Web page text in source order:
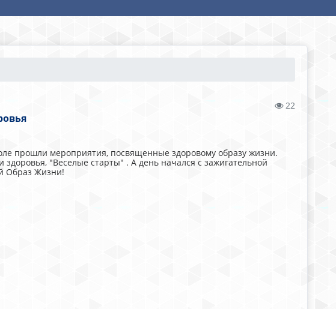
22
прошли мероприятия, посвященные здоровому образу жизни.
"Веселые старты" . А день начался с зажигательной
Образ Жизни!